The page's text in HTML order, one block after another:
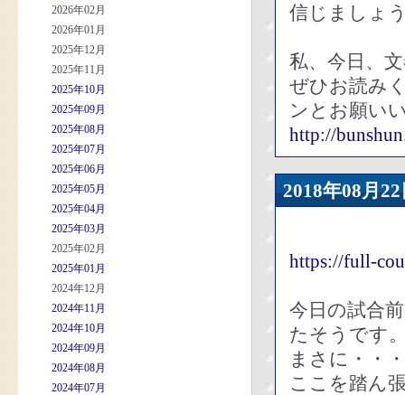
2026年02月
2026年01月
2025年12月
2025年11月
2025年10月
2025年09月
2025年08月
2025年07月
2025年06月
2025年05月
2025年04月
2025年03月
2025年02月
2025年01月
2024年12月
2024年11月
2024年10月
2024年09月
2024年08月
2024年07月
信じましょ
私、今日、
ぜひお読み
ンとお願い
http://
2018年08
https://full-
今日の試合
たそうです
まさに・・
ここを踏ん